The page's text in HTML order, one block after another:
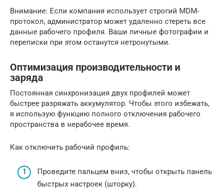
Внимание: Если компания использует строгий MDM-
протокол, администратор может удаленно стереть все
данные рабочего профиля. Ваши личные фотографии и
переписки при этом останутся нетронутыми.
Оптимизация производительности и
заряда
Постоянная синхронизация двух профилей может
быстрее разряжать аккумулятор. Чтобы этого избежать,
я использую функцию полного отключения рабочего
пространства в нерабочее время.
Как отключить рабочий профиль:
Проведите пальцем вниз, чтобы открыть панель
быстрых настроек (шторку).